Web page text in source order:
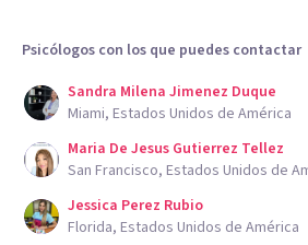
Psicólogos con los que puedes contactar
Sandra Milena Jimenez Duque
Miami, Estados Unidos de América
Maria De Jesus Gutierrez Tellez
San Francisco, Estados Unidos de
Jessica Perez Rubio
Florida, Estados Unidos de América